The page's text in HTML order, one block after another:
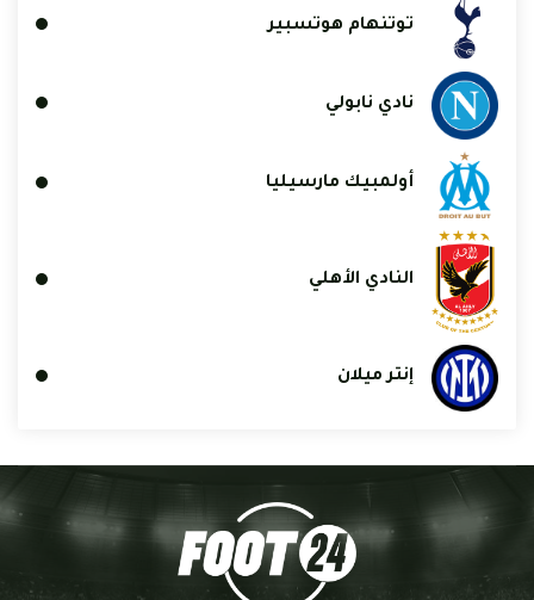
توتنهام هوتسبير
نادي نابولي
أولمبيك مارسيليا
النادي الأهلي
إنتر ميلان